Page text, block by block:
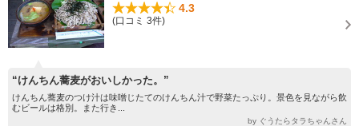
4.3
(口コミ 3件)
“けんちん蕎麦がおいしかった。”
けんちん蕎麦のつけ汁は味噌じたてのけんちん汁で野菜たっぷり。景色を見ながら飲
むビールは格別。また行き...
by ぐうたらタラちゃんさん